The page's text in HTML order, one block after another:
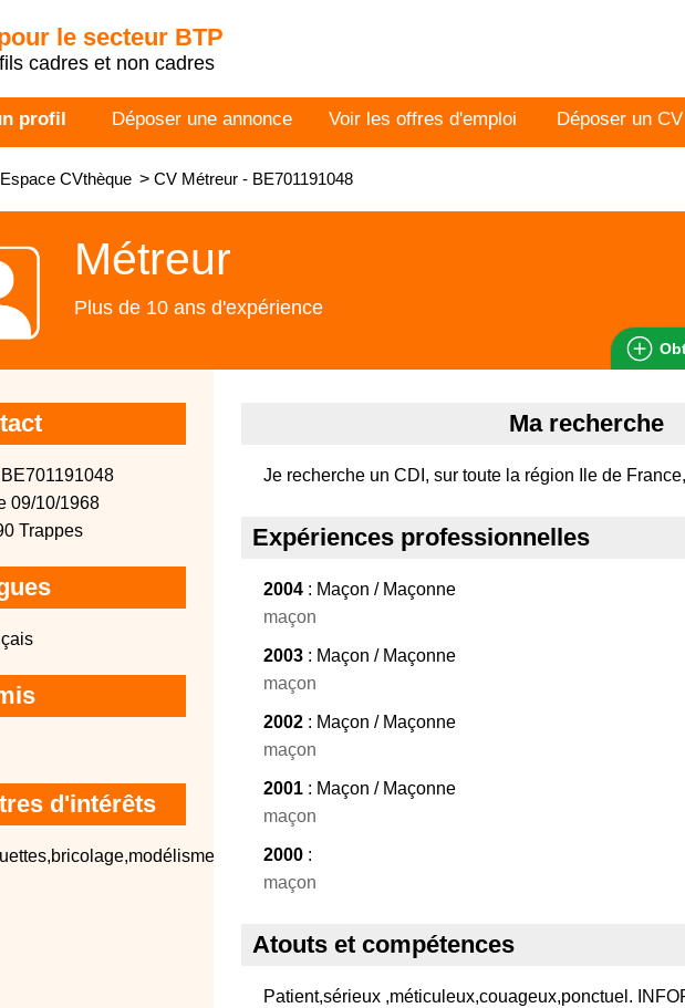
le secteur BTP
cadres et non cadres
profil Déposer une annonce Voir les offres d'emploi Déposer un CV
Espace CVthèque > CV Métreur - BE701191048
Métreur
Plus de 10 ans d'expérience
BE701191048
09/10/1968
Trappes
d'intérêts
Ma recherche
Je recherche un CDI, sur toute la région Ile de
Expériences professionnelles
2004 : Maçon / Maçonne
maçon
2003 : Maçon / Maçonne
maçon
2002 : Maçon / Maçonne
maçon
2001 : Maçon / Maçonne
maçon
2000 :
maçon
Atouts et compétences
Patient,sérieux ,méticuleux,couageux,ponctuel.